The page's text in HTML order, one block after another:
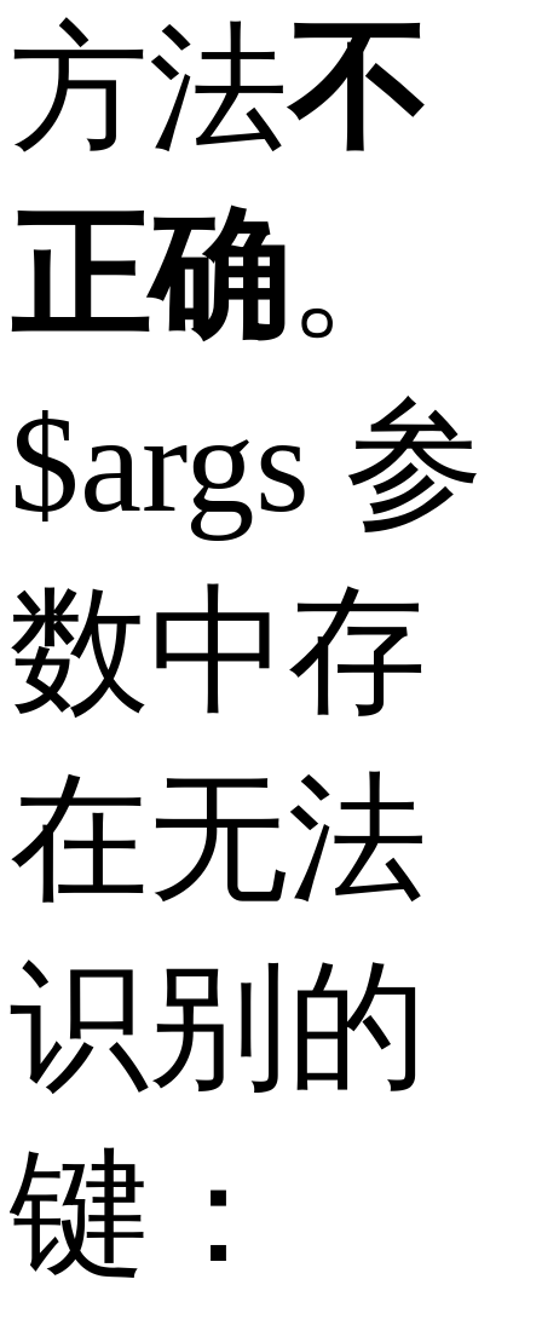
方法不
正确。
$args 参
数中存
在无法
识别的
键：